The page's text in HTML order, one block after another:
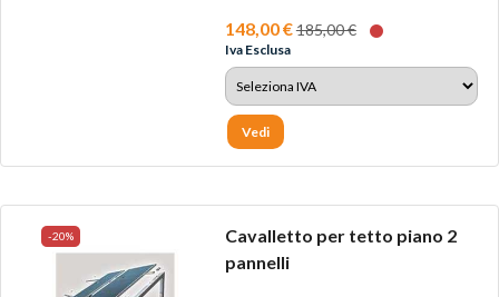
148,00 €185,00 €
Iva Esclusa
Vedi
-20%
Cavalletto per tetto piano 2
pannelli